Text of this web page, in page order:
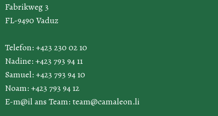
Fabrikweg 3
FL-9490 Vaduz
Telefon: +423 230 02 10
Nadine: +423 793 94 11
Samuel: +423 793 94 10
Noam: +423 793 94 12
E-m@il ans Team: team@camaleon.li